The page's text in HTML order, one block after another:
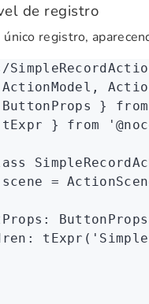
de registro
registro,
,
} from
} from
scene =
: ButtonProps
: tExpr (